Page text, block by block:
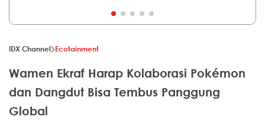
IDX Channel Ecotainment
Wamen Ekraf Harap Kolaborasi Pokémon
dan Dangdut Bisa Tembus Panggung
Global